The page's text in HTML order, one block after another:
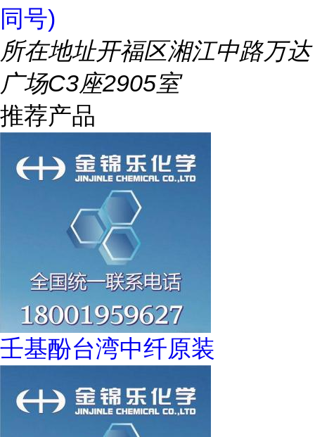
同号)
所在地址开福区湘江中路万达
广场C3座2905室
推荐产品
壬基酚台湾中纤原装